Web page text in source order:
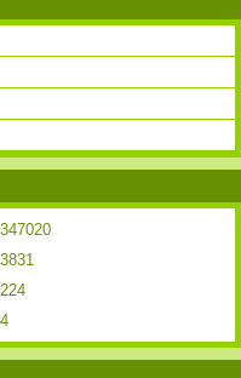
4
347020
3831
224